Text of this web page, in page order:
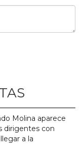
Molina aparece
dirigentes con
a la